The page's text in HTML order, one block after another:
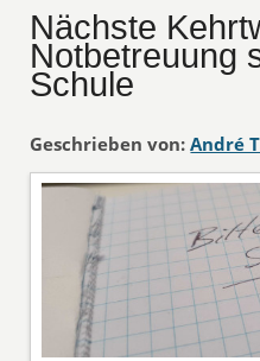
Nächste
Notbetreuung
Schule
Geschrieben von: André